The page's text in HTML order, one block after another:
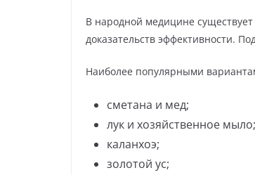
В народной медицине
доказательств эффективности.
Наиболее популярными
сметана и мед;
лук и хозяйственное мыло;
каланхоэ;
золотой ус;